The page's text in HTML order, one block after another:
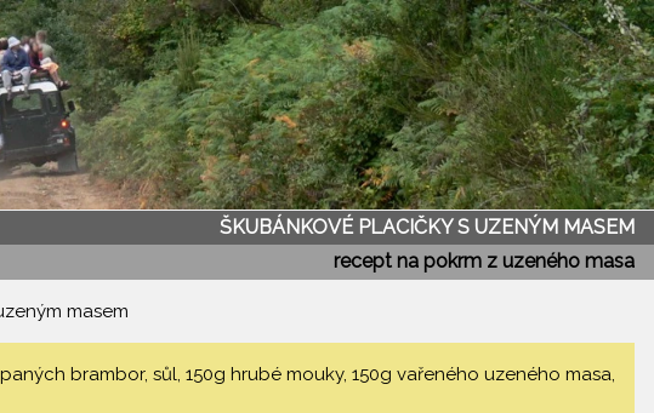
ŠKUBÁNKOVÉ PLACIČKY S UZENÝM MASEM
recept na pokrm z uzeného masa
masem
brambor, sůl, 150g hrubé mouky, 150g vařeného uzeného masa,